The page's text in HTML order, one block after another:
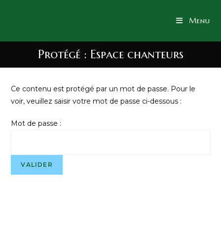
Menu
Protégé : Espace chanteurs
Ce contenu est protégé par un mot de passe. Pour le
voir, veuillez saisir votre mot de passe ci-dessous :
Mot de passe :